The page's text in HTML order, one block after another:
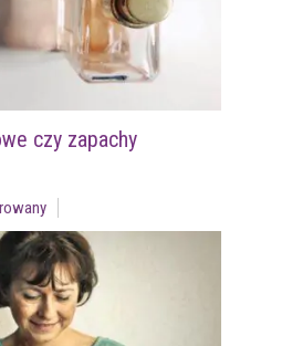
czy zapachy